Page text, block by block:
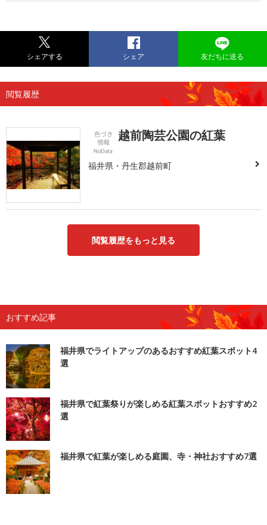
シェアする シェア 友だちに送る
閲覧履歴
越前陶芸公園の紅葉
福井県・丹生郡越前町
閲覧履歴をもっと見る
おすすめ記事
福井県でライトアップのあるおすすめ紅葉スポット4
選
福井県で紅葉祭りが楽しめる紅葉スポットおすすめ2
選
福井県で紅葉が楽しめる庭園、寺・神社おすすめ7選